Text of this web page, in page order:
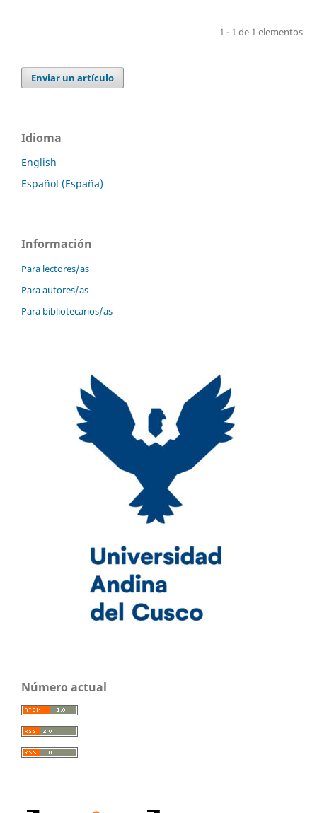
1 - 1 de 1 elementos
Enviar un artículo
Idioma
English
Español (España)
Información
Para lectores/as
Para autores/as
Para bibliotecarios/as
Número actual